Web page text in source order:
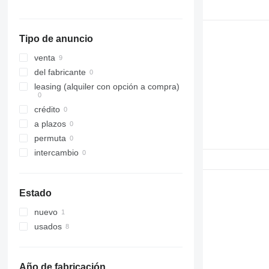
317
318
320
321
323
324
325
326
340
345
Tipo de anuncio
venta
del fabricante
leasing (alquiler con opción a compra)
crédito
a plazos
permuta
intercambio
Estado
nuevo
usados